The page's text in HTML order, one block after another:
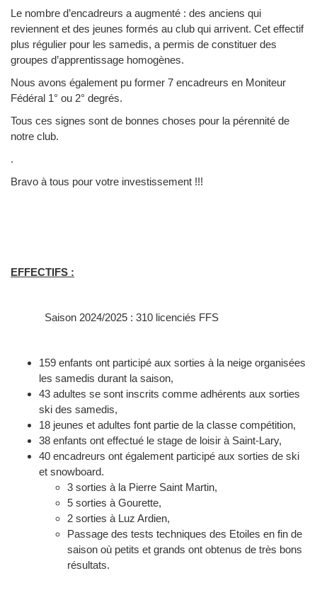
Le nombre d’encadreurs a augmenté : des anciens qui
reviennent et des jeunes formés au club qui arrivent. Cet effectif
plus régulier pour les samedis, a permis de constituer des
groupes d’apprentissage homogènes.
Nous avons également pu former 7 encadreurs en Moniteur
Fédéral 1° ou 2° degrés.
Tous ces signes sont de bonnes choses pour la pérennité de
notre club.
.
Bravo à tous pour votre investissement !!!
EFFECTIFS :
Saison 2024/2025 : 310 licenciés FFS
159 enfants ont participé aux sorties à la neige organisées
les samedis durant la saison,
43 adultes se sont inscrits comme adhérents aux sorties
ski des samedis,
18 jeunes et adultes font partie de la classe compétition,
38 enfants ont effectué le stage de loisir à Saint-Lary,
40 encadreurs ont également participé aux sorties de ski
et snowboard.
3 sorties à la Pierre Saint Martin,
5 sorties à Gourette,
2 sorties à Luz Ardien,
Passage des tests techniques des Etoiles en fin de
saison où petits et grands ont obtenus de très bons
résultats.